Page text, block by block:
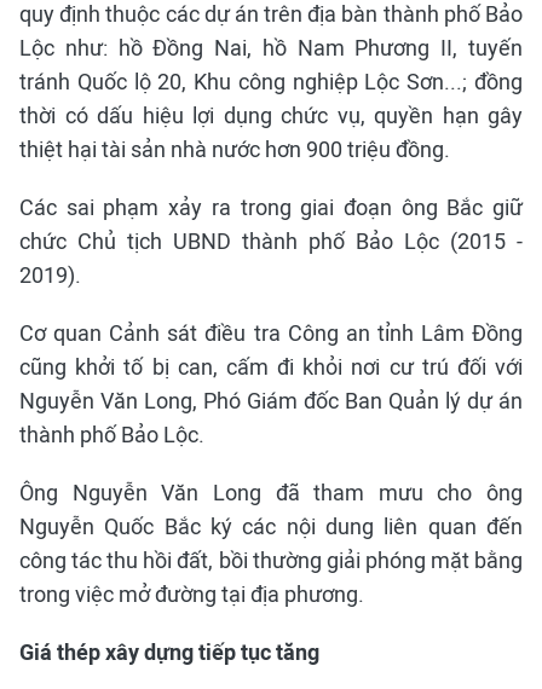
quy định thuộc các dự án trên địa bàn thành phố Bảo
Lộc như: hồ Đồng Nai, hồ Nam Phương II, tuyến
tránh Quốc lộ 20, Khu công nghiệp Lộc Sơn...; đồng
thời có dấu hiệu lợi dụng chức vụ, quyền hạn gây
thiệt hại tài sản nhà nước hơn 900 triệu đồng.
Các sai phạm xảy ra trong giai đoạn ông Bắc giữ
chức Chủ tịch UBND thành phố Bảo Lộc (2015 -
2019).
Cơ quan Cảnh sát điều tra Công an tỉnh Lâm Đồng
cũng khởi tố bị can, cấm đi khỏi nơi cư trú đối với
Nguyễn Văn Long, Phó Giám đốc Ban Quản lý dự án
thành phố Bảo Lộc.
Ông Nguyễn Văn Long đã tham mưu cho ông
Nguyễn Quốc Bắc ký các nội dung liên quan đến
công tác thu hồi đất, bồi thường giải phóng mặt bằng
trong việc mở đường tại địa phương.
Giá thép xây dựng tiếp tục tăng